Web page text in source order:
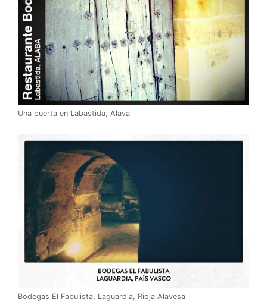
Una puerta en Labastida, Alava
Bodegas El Fabulista, Laguardia, Rioja Alavesa